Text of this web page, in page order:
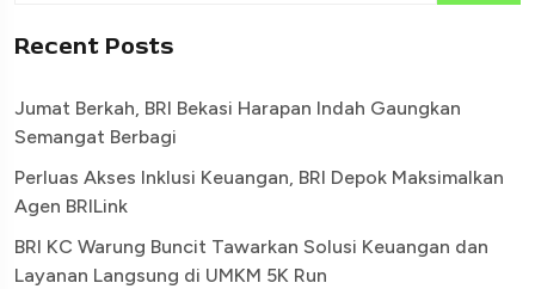
Recent Posts
Jumat Berkah, BRI Bekasi Harapan Indah Gaungkan
Semangat Berbagi
Perluas Akses Inklusi Keuangan, BRI Depok Maksimalkan
Agen BRILink
BRI KC Warung Buncit Tawarkan Solusi Keuangan dan
Layanan Langsung di UMKM 5K Run